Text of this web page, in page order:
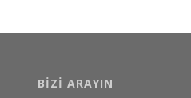
BIZI ARAYIN